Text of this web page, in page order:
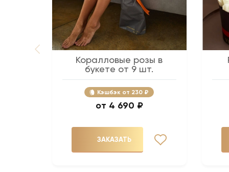
Коралловые розы в
букете от 9 шт.
Кэшбэк 230 ₽
4 690 ₽
ЗАКАЗАТЬ